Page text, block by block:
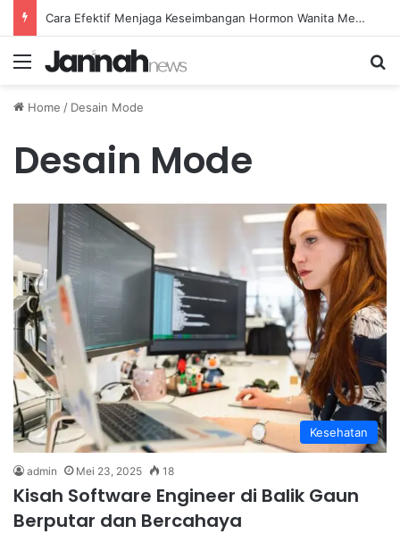
Cara Efektif Menjaga Keseimbangan Hormon Wanita Menjelang Menopause
Menu
Home / Desain Mode
Desain Mode
Kesehatan
admin Mei 23, 2025 18
Kisah Software Engineer di Balik Gaun
Berputar dan Bercahaya